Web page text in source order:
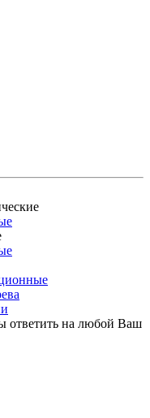
ответить на любой Ваш